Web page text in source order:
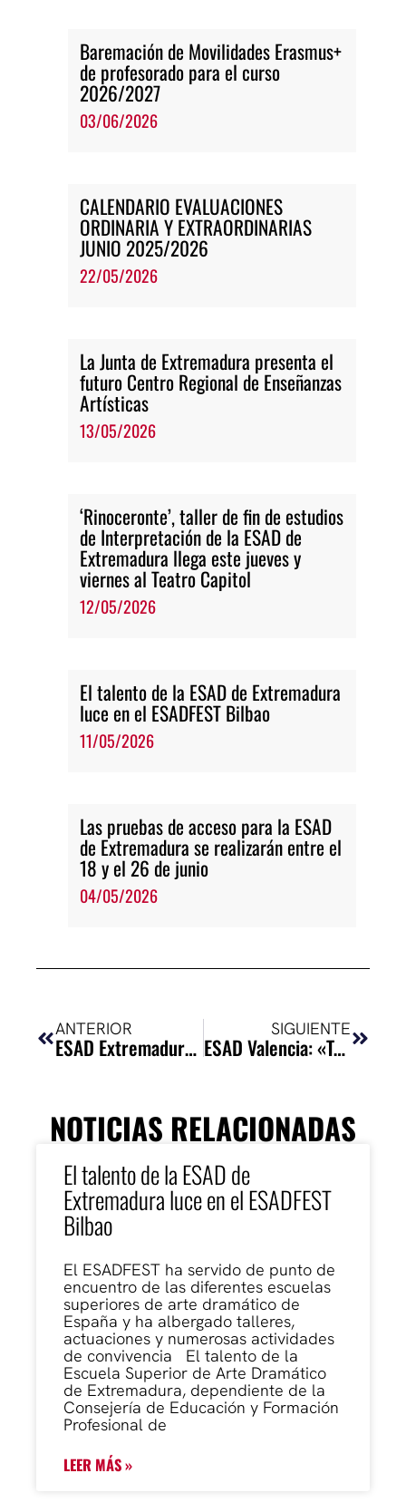
Baremación de Movilidades Erasmus+
de profesorado para el curso
2026/2027
03/06/2026
CALENDARIO EVALUACIONES
ORDINARIA Y EXTRAORDINARIAS
JUNIO 2025/2026
22/05/2026
La Junta de Extremadura presenta el
futuro Centro Regional de Enseñanzas
Artísticas
13/05/2026
‘Rinoceronte’, taller de fin de estudios
de Interpretación de la ESAD de
Extremadura llega este jueves y
viernes al Teatro Capitol
12/05/2026
El talento de la ESAD de Extremadura
luce en el ESADFEST Bilbao
11/05/2026
Las pruebas de acceso para la ESAD
de Extremadura se realizarán entre el
18 y el 26 de junio
04/05/2026
ANTERIOR
ESAD Extremadura: «Clepsidra»
SIGUIENTE
ESAD Valencia: «Tribulatio»
NOTICIAS RELACIONADAS
El talento de la ESAD de
Extremadura luce en el ESADFEST
Bilbao
El ESADFEST ha servido de punto de
encuentro de las diferentes escuelas
superiores de arte dramático de
España y ha albergado talleres,
actuaciones y numerosas actividades
de convivencia El talento de la
Escuela Superior de Arte Dramático
de Extremadura, dependiente de la
Consejería de Educación y Formación
Profesional de
LEER MÁS »